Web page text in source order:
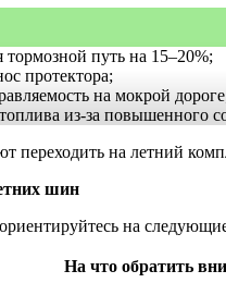
тормозной путь на 15–20%;
протектора;
на мокрой
топлива из-за повышенного
переходить на летний
шин
на
На что обратить